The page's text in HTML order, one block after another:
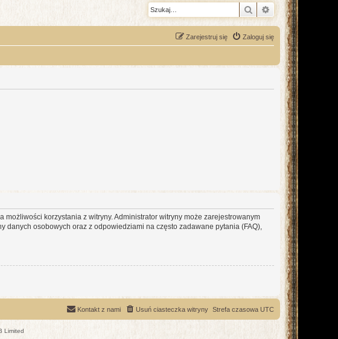
Szukaj Wyszukiwanie
Zaloguj się
Zarejestruj się
korzystania z witryny. Administrator witryny może zarejestrowanym
osobowych oraz z odpowiedziami na często zadawane pytania (FAQ),
Strefa czasowa UTC
Usuń ciasteczka witryny
Kontakt z nami
Limited